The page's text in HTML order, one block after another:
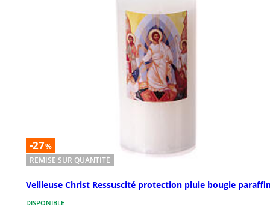
-27%
REMISE SUR QUANTITÉ
Veilleuse Christ Ressuscité protection pluie bougie
DISPONIBLE